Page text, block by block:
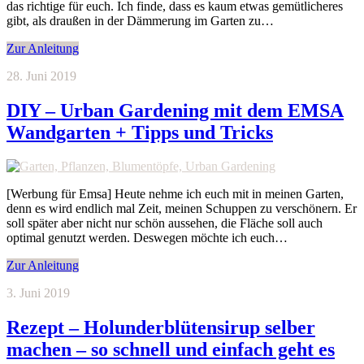
das richtige für euch. Ich finde, dass es kaum etwas gemütlicheres
gibt, als draußen in der Dämmerung im Garten zu…
Zur Anleitung
28. Juni 2019
DIY – Urban Gardening mit dem EMSA
Wandgarten + Tipps und Tricks
[Werbung für Emsa] Heute nehme ich euch mit in meinen Garten,
denn es wird endlich mal Zeit, meinen Schuppen zu verschönern. Er
soll später aber nicht nur schön aussehen, die Fläche soll auch
optimal genutzt werden. Deswegen möchte ich euch…
Zur Anleitung
3. Juni 2019
Rezept – Holunderblütensirup selber
machen – so schnell und einfach geht es